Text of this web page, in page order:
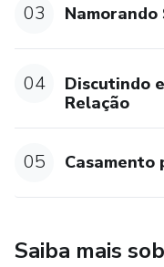
03
04
Discutindo
Relação
05 Casamento
Saiba mais